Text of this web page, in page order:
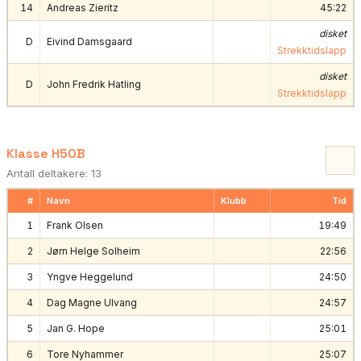
14 Andreas Zieritz 45:22
D Eivind Damsgaard
disket
Strekktidslapp
D John Fredrik Hatling
disket
Strekktidslapp
Klasse H50B
Antall deltakere: 13
# Navn Klubb Tid
1 Frank Olsen 19:49
2 Jørn Helge Solheim 22:56
3 Yngve Heggelund 24:50
4 Dag Magne Ulvang 24:57
5 Jan G. Hope 25:01
6 Tore Nyhammer 25:07